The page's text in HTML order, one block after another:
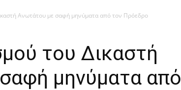
Ανωτάτου με σαφή μηνύματα από τον Πρόεδρο
του Δικαστή
μηνύματα από